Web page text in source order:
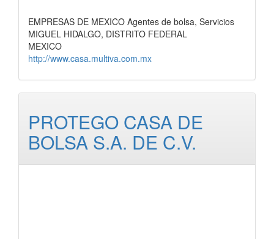
EMPRESAS DE MEXICO Agentes de bolsa, Servicios
MIGUEL HIDALGO, DISTRITO FEDERAL
MEXICO
http://www.casa.multiva.com.mx
PROTEGO CASA DE
BOLSA S.A. DE C.V.